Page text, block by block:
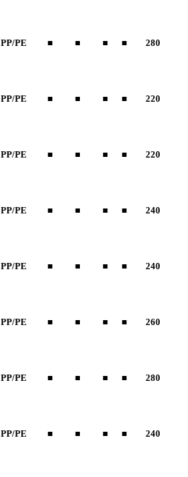
PP/PE ■ ■ ■ ■ 280
PP/PE ■ ■ ■ ■ 220
PP/PE ■ ■ ■ ■ 220
PP/PE ■ ■ ■ ■ 240
PP/PE ■ ■ ■ ■ 240
PP/PE ■ ■ ■ ■ 260
PP/PE ■ ■ ■ ■ 280
PP/PE ■ ■ ■ ■ 240